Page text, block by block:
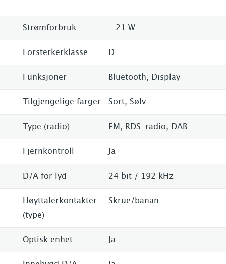
Strømforbruk - 21 W
Forsterkerklasse D
Funksjoner Bluetooth, Display
Tilgjengelige farger Sort, Sølv
Type (radio) FM, RDS-radio, DAB
Fjernkontroll Ja
D/A for lyd 24 bit / 192 kHz
Høyttalerkontakter
(type)
Skrue/banan
Optisk enhet Ja